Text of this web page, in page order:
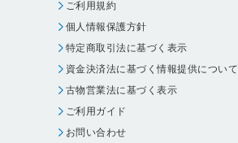
ご利用規約
個人情報保護方針
特定商取引法に基づく表示
資金決済法に基づく情報提供について
古物営業法に基づく表示
ご利用ガイド
お問い合わせ